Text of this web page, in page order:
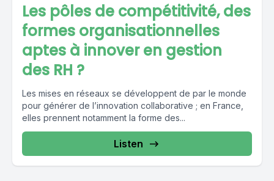
Les pôles de compétitivité, des
formes organisationnelles
aptes à innover en gestion
des RH ?
Les mises en réseaux se développent de par le monde
pour générer de l’innovation collaborative ; en France,
elles prennent notamment la forme des...
Listen